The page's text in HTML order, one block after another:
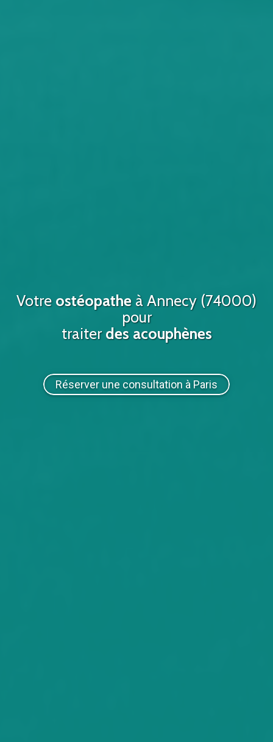
Votre ostéopatheà Annecy (74000)
pour
traiter des acouphènes
Réserver une consultation à Paris